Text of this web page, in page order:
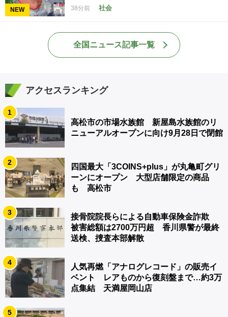
NEW 38分前 社会
全国ニュース記事一覧
アクセスランキング
1
高松市の市場水族館 新屋島水族館のリ
ニューアルオープンに向け9月28日で閉館
2
四国最大「3COINS+plus」が丸亀町グリ
ーンにオープン 大型店舗限定の商品
も 高松市
3
接骨院院長らによる自動車保険金詐欺
被害総額は2700万円超 香川県警が最終
送検、捜査本部解散
4
人気再燃「アナログレコード」の販売イ
ベント レアものから復刻盤まで…約3万
点集結 天満屋岡山店
5